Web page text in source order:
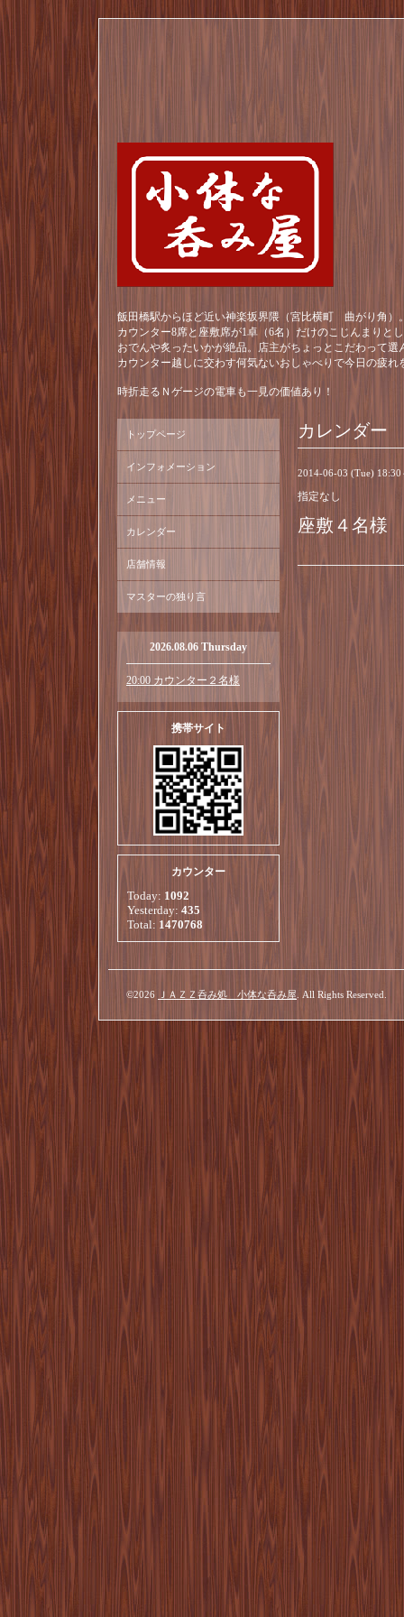
飯田橋駅からほど近い神楽坂界隈（宮比横町 曲がり角）
カウンター8席と座敷席が1卓（6名）だけのこじんまりと
おでんや炙ったいかが絶品。店主がちょっとこだわって
カウンター越しに交わす何気ないおしゃべりで今日の疲れ
時折走るＮゲージの電車も一見の価値あり！
カレンダー
2014-06-03 (Tue) 18:30
指定なし
座敷４名様
トップページ
インフォメーション
メニュー
カレンダー
店舗情報
マスターの独り言
2026.08.06 Thursday
20:00 カウンター２名様
携帯サイト
カウンター
Today: 1092
Yesterday: 435
Total: 1470768
©2026 ＪＡＺＺ呑み処 小体な呑み屋 . All Rights Reserved.